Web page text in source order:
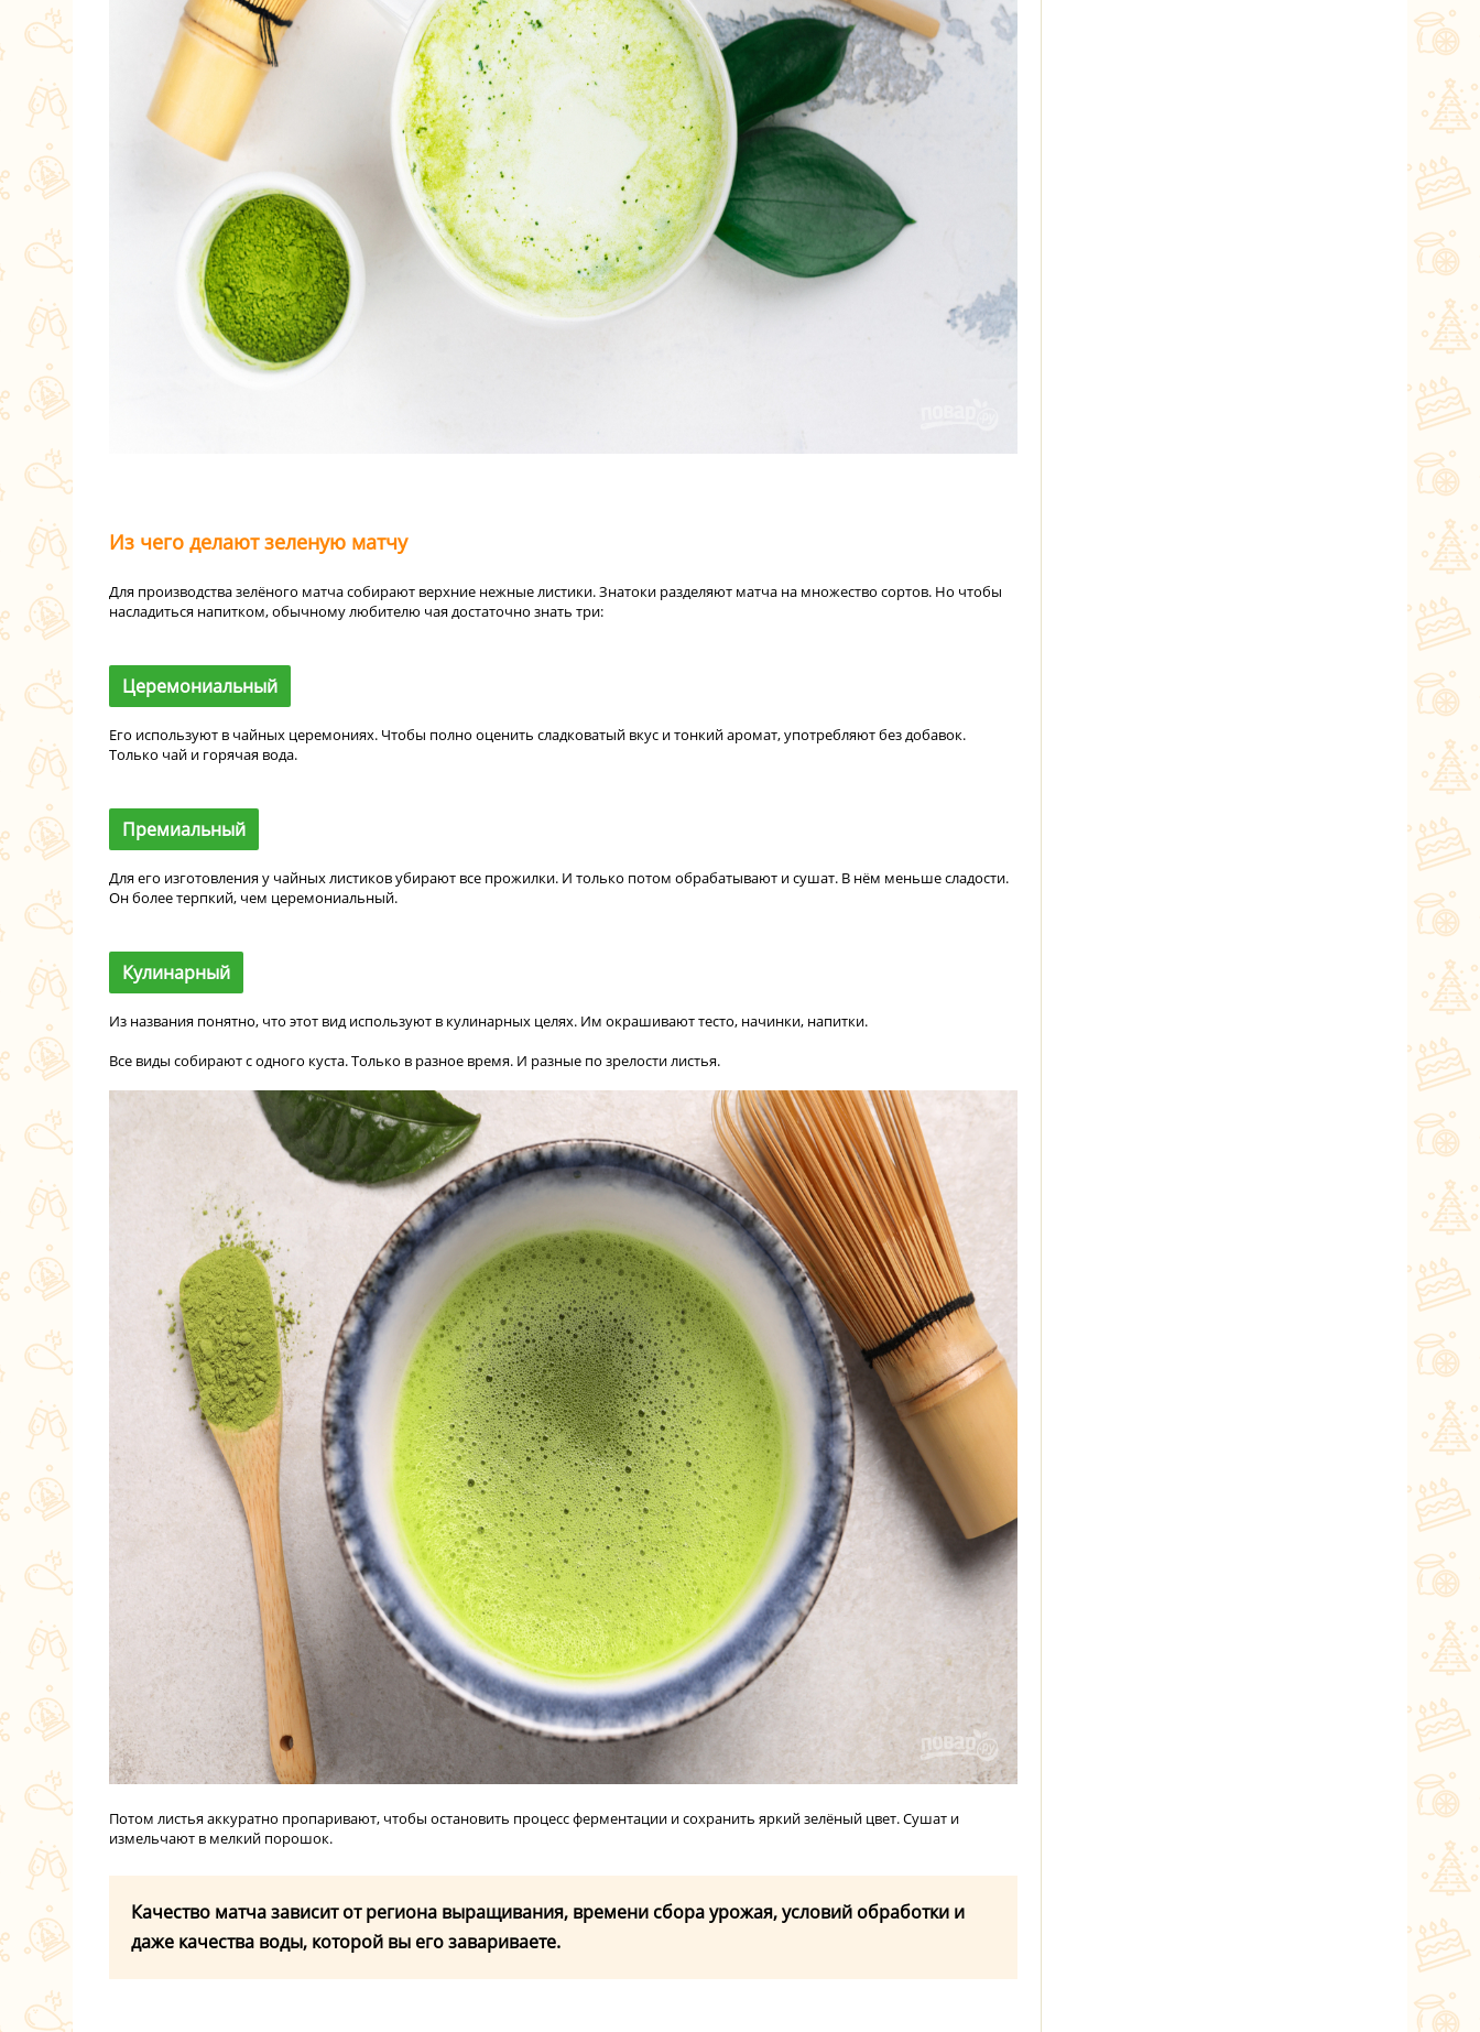
Из чего делают зеленую матчу
Для производства зелёного матча собирают верхние нежные листики. Знатоки разделяют матча на множество сортов. Но чтобы
насладиться напитком, обычному любителю чая достаточно знать три:
Церемониальный
Его используют в чайных церемониях. Чтобы полно оценить сладковатый вкус и тонкий аромат, употребляют без добавок.
Только чай и горячая вода.
Премиальный
Для его изготовления у чайных листиков убирают все прожилки. И только потом обрабатывают и сушат. В нём меньше сладости.
Он более терпкий, чем церемониальный.
Кулинарный
Из названия понятно, что этот вид используют в кулинарных целях. Им окрашивают тесто, начинки, напитки.
Все виды собирают с одного куста. Только в разное время. И разные по зрелости листья.
Потом листья аккуратно пропаривают, чтобы остановить процесс ферментации и сохранить яркий зелёный цвет. Сушат и
измельчают в мелкий порошок.
Качество матча зависит от региона выращивания, времени сбора урожая, условий обработки и
даже качества воды, которой вы его завариваете.